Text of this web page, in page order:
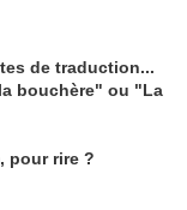
de traduction...
bouchère" ou "La
pour rire ?